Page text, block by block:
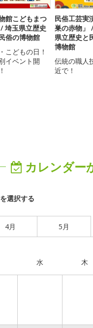
館こどもまつ
/ 埼玉県立歴史
俗の博物館
こどもの日！
イベント開
民俗工芸実
巣の赤物」
県立歴史と
博物館
伝統の職人
近で！
カレンダー
選択する
4月 5月
水 木